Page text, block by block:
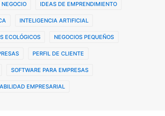
IDEAS DE EMPRENDIMIENTO
INTELIGENCIA ARTIFICIAL
ECOLÓGICOS NEGOCIOS PEQUEÑOS
PERFIL DE CLIENTE
SOFTWARE PARA EMPRESAS
EMPRESARIAL